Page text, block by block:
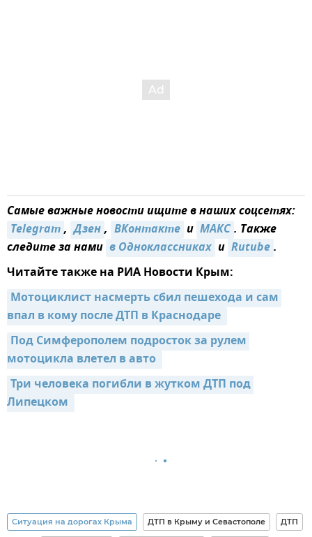
Самые важные новости ищите в наших соцсетях:
Telegram, Дзен, ВКонтакте и МАКС. Также
следите за нами в Одноклассниках и Rutube.
Читайте также на РИА Новости Крым:
Мотоциклист насмерть сбил пешехода и сам
впал в кому после ДТП в Краснодаре
Под Симферополем подросток за рулем
мотоцикла влетел в авто
Три человека погибли в жутком ДТП под
Липецком
Ситуация на дорогах Крыма ДТП в Крыму и Севастополе ДТП